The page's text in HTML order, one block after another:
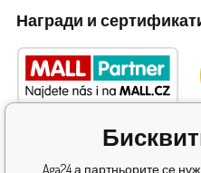
Награди и
Aga24 а партньорите се